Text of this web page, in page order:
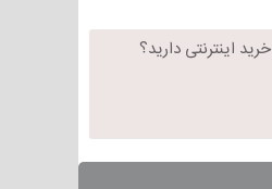
اینترنتی دارید؟